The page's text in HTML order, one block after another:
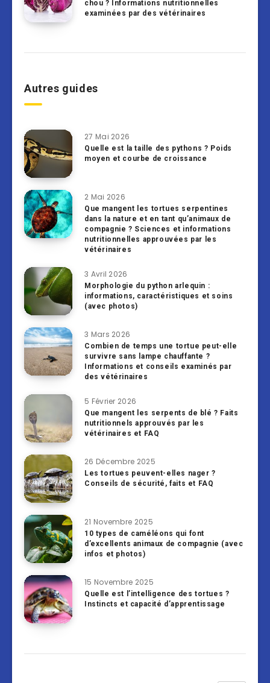
chou ? Informations nutritionnelles
examinées par des vétérinaires
Autres guides
27 Mai 2026
Quelle est la taille des pythons ? Poids
moyen et courbe de croissance
2 Mai 2026
Que mangent les tortues serpentines
dans la nature et en tant qu’animaux de
compagnie ? Sciences et informations
nutritionnelles approuvées par les
vétérinaires
3 Avril 2026
Morphologie du python arlequin :
informations, caractéristiques et soins
(avec photos)
3 Mars 2026
Combien de temps une tortue peut-elle
survivre sans lampe chauffante ?
Informations et conseils examinés par
des vétérinaires
5 Février 2026
Que mangent les serpents de blé ? Faits
nutritionnels approuvés par les
vétérinaires et FAQ
26 Décembre 2025
Les tortues peuvent-elles nager ?
Conseils de sécurité, faits et FAQ
21 Novembre 2025
10 types de caméléons qui font
d’excellents animaux de compagnie (avec
infos et photos)
15 Novembre 2025
Quelle est l’intelligence des tortues ?
Instincts et capacité d’apprentissage